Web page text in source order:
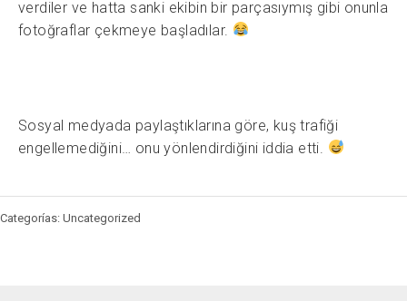
verdiler ve hatta sanki ekibin bir parçasıymış gibi onunla
fotoğraflar çekmeye başladılar.
Sosyal medyada paylaştıklarına göre, kuş trafiği
engellemediğini… onu yönlendirdiğini iddia etti.
Categorías: Uncategorized